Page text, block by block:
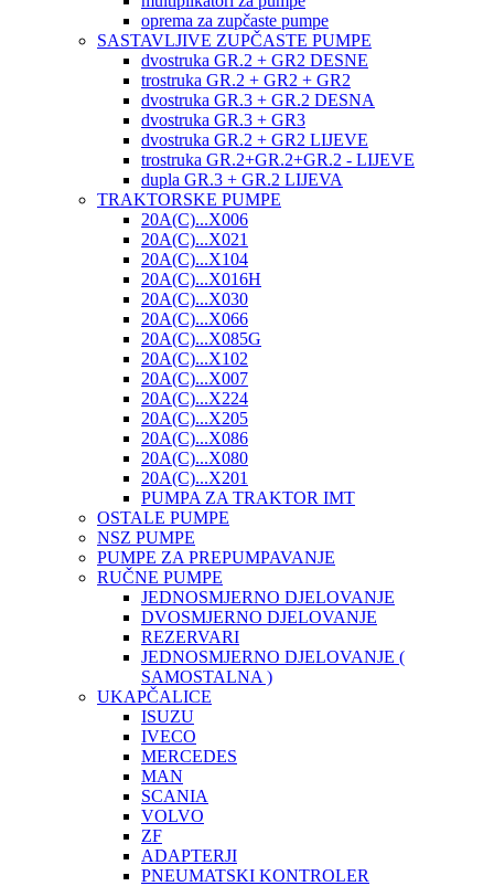
oprema za zupčaste pumpe
SASTAVLJIVE ZUPČASTE PUMPE
dvostruka GR.2 + GR2 DESNE
trostruka GR.2 + GR2 + GR2
dvostruka GR.3 + GR.2 DESNA
dvostruka GR.3 + GR3
dvostruka GR.2 + GR2 LIJEVE
trostruka GR.2+GR.2+GR.2 - LIJEVE
dupla GR.3 + GR.2 LIJEVA
TRAKTORSKE PUMPE
20A(C)...X006
20A(C)...X021
20A(C)...X104
20A(C)...X016H
20A(C)...X030
20A(C)...X066
20A(C)...X085G
20A(C)...X102
20A(C)...X007
20A(C)...X224
20A(C)...X205
20A(C)...X086
20A(C)...X080
20A(C)...X201
PUMPA ZA TRAKTOR IMT
OSTALE PUMPE
NSZ PUMPE
PUMPE ZA PREPUMPAVANJE
RUČNE PUMPE
JEDNOSMJERNO DJELOVANJE
DVOSMJERNO DJELOVANJE
REZERVARI
JEDNOSMJERNO DJELOVANJE (
SAMOSTALNA )
UKAPČALICE
ISUZU
IVECO
MERCEDES
MAN
SCANIA
VOLVO
ZF
ADAPTERJI
PNEUMATSKI KONTROLER